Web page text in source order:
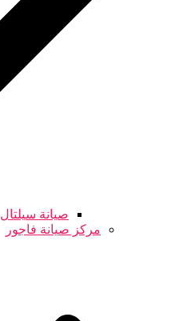
صيانة سيلتال
مركز صيانة فاجور